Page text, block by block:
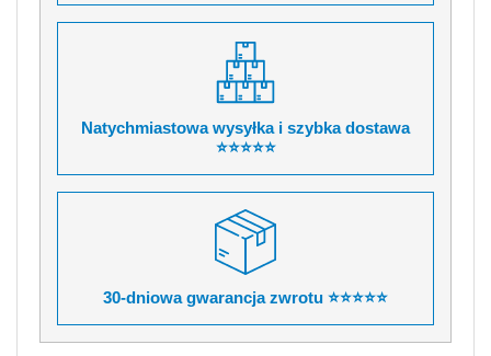
Natychmiastowa wysyłka i szybka dostawa
⭐⭐⭐⭐⭐
30-dniowa gwarancja zwrotu ⭐⭐⭐⭐⭐